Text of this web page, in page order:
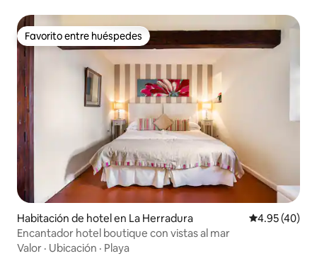
Favorito entre huéspedes
Favorito entre huéspedes
Habitación de hotel en La Herradura Calificación
4.95 (40)
Encantador hotel boutique con vistas al mar
Valor · Ubicación · Playa